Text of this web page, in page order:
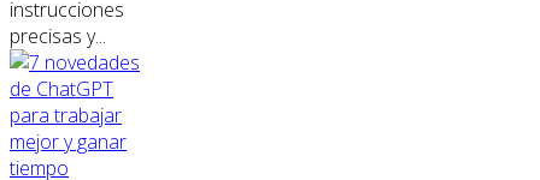
instrucciones
precisas y...